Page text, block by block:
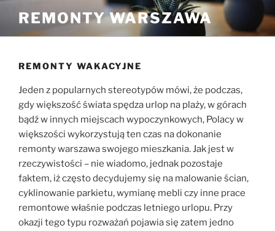
treści
REMONTY WARSZAWA
REMONTY WAKACYJNE
Jeden z popularnych stereotypów mówi, że podczas,
gdy większość świata spędza urlop na plaży, w górach
bądź w innych miejscach wypoczynkowych, Polacy w
większości wykorzystują ten czas na dokonanie
remonty warszawa swojego mieszkania. Jak jest w
rzeczywistości – nie wiadomo, jednak pozostaje
faktem, iż często decydujemy się na malowanie ścian,
cyklinowanie parkietu, wymianę mebli czy inne prace
remontowe właśnie podczas letniego urlopu. Przy
okazji tego typu rozważań pojawia się zatem jedno